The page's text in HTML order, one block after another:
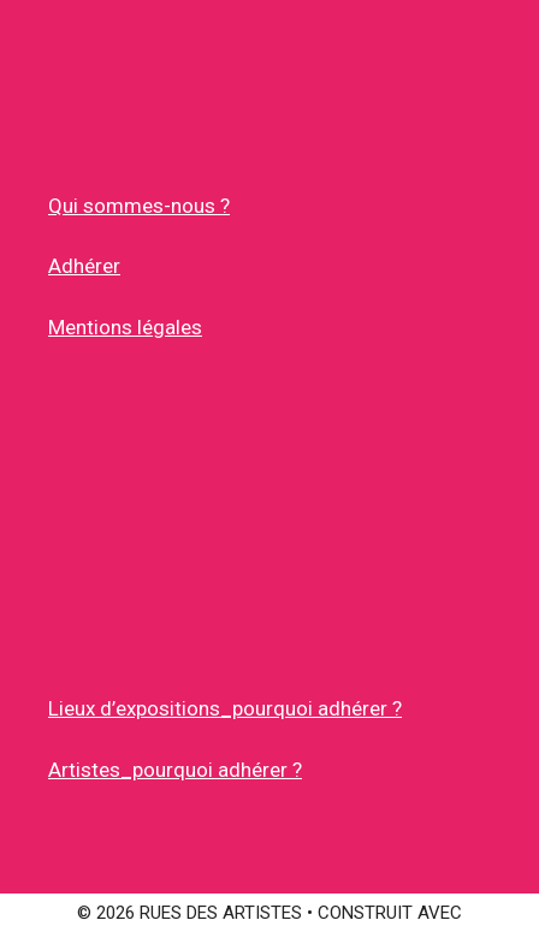
Qui sommes-nous ?
Adhérer
Mentions légales
Lieux d’expositions_pourquoi adhérer ?
Artistes_pourquoi adhérer ?
© 2026 RUES DES ARTISTES • CONSTRUIT AVEC